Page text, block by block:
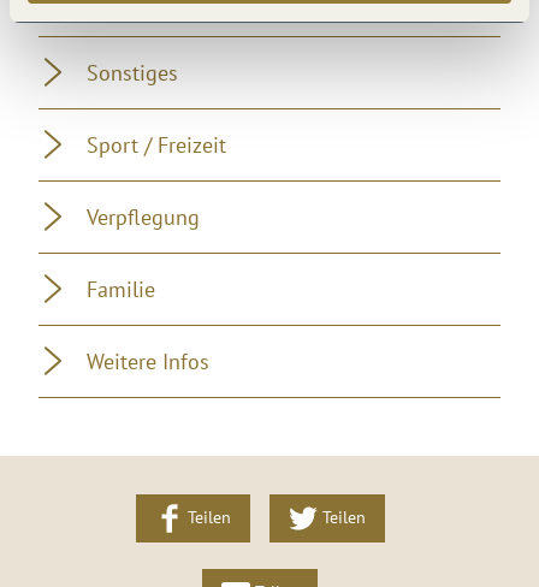
Sonstiges
Sport / Freizeit
Verpflegung
Familie
Weitere Infos
Teilen Teilen